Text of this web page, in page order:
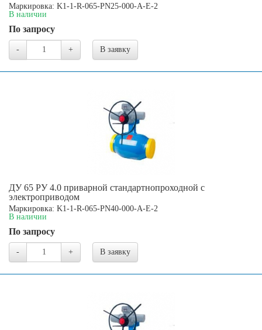
Маркировка: K1-1-R-065-PN25-000-A-E-2
В наличии
По запросу
- + В заявку
ДУ 65 РУ 4.0 приварной стандартнопроходной с
электроприводом
Маркировка: K1-1-R-065-PN40-000-A-E-2
В наличии
По запросу
- + В заявку